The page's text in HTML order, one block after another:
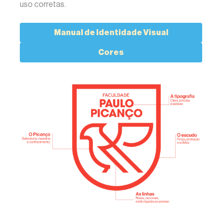
uso corretas.
Manual de Identidade Visual
Cores